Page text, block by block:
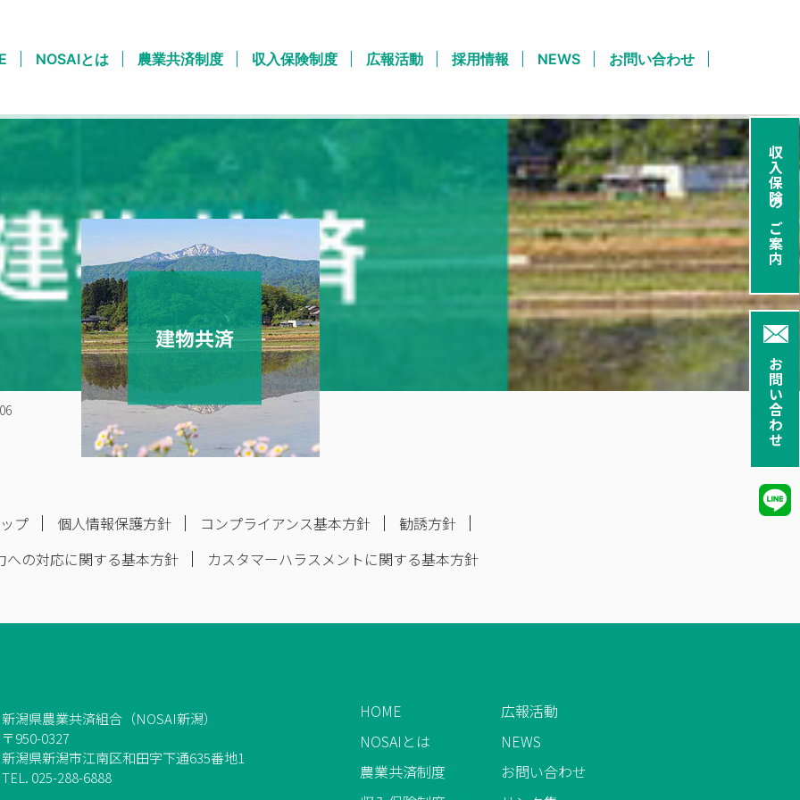
収入保険のご案内
お問い合わせ
NOSAIとは 農業共済制度 収入保険制度 広報活動 採用情報 NEWS お問い合わせ
プ 個人情報保護方針 コンプライアンス基本方針
勧誘方針
への対応に関する基本方針
カスタマーハラスメントに関する基本方針
新潟県農業共済組合（NOSAI新潟）
〒950-0327
新潟県新潟市江南区和田字下通635番地1
TEL. 025-288-6888
HOME
NOSAIとは
農業共済制度
広報活動
NEWS
お問い合わせ